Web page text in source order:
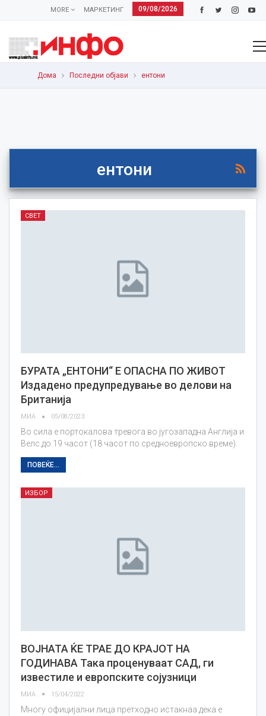
09/08/2026
МАРКЕТИНГ
MORE
Дома Последни објави ентони
ентони
СВЕТ
БУРАТА „ЕНТОНИ“ Е ОПАСНА ПО ЖИВОТ
Издадено предупредување во делови на
Британија
МИА 05/08/2023
Во сила е портокалова тревога во југозападна Англија и
Велс до 19 часот (18 часот по средноевропско време).
ПОВЕЌЕ...
ИЗБОР
ВОЈНАТА ЌЕ ТРАЕ ДО КРАЈОТ НА
ГОДИНАВА Така проценуваат САД, ги
известиле и европските сојузници
МИА 15/04/2022
Многу официјални лица претходно истакнаа дека е